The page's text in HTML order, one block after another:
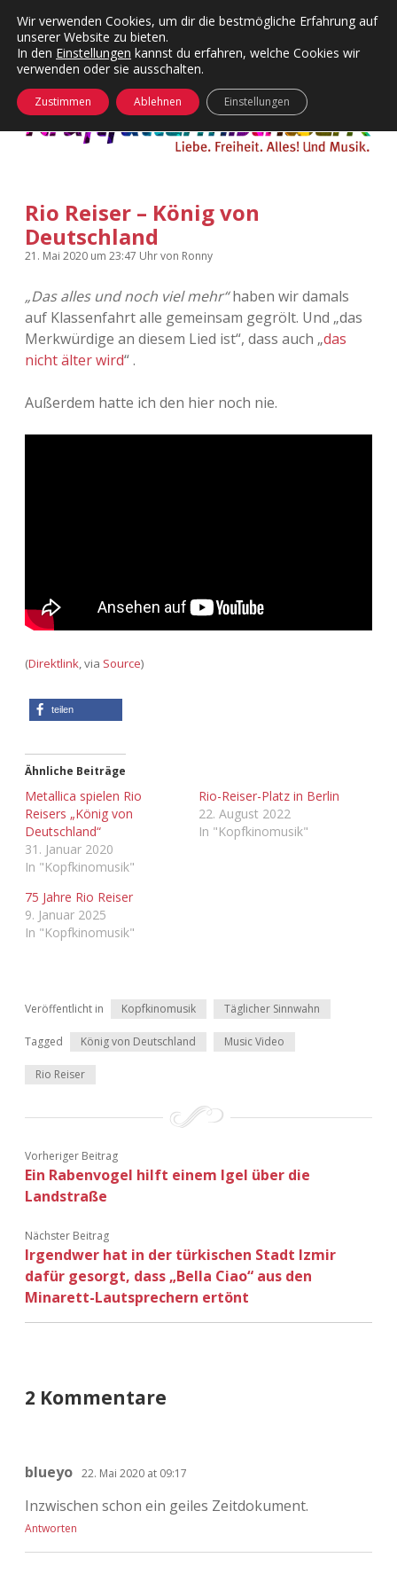
Kategorien
Menü
24 Hours Chilling
Die Wende
KFMW-Disco
kfmw.stuff
Kopfkinomusik
Nur mal so
KFMW-Disco
Dates
Contact
Adventskalender
Adventskalender 2010
Adventskalender 2011
Adventskalender 2017
Adventskalender 2022
Adventskalender 2024
facebook
instagram
rss soundcloud
vimeoBluesky
öffnen
Rio Reiser – König von
Deutschland
21. Mai 2020 um 23:47 Uhrvon Ronny
„Das alles und noch viel mehr“haben wir damals
auf Klassenfahrt alle gemeinsam gegrölt. Und „das
Merkwürdige an diesem Lied ist“, dass auch „das
nicht älter wird“ .
Außerdem hatte ich den hier noch nie.
(Direktlink, via Source)
teilen
Ähnliche Beiträge
Metallica spielen Rio
Reisers „König von
Deutschland“
31. Januar 2020
In "Kopfkinomusik"
Rio-Reiser-Platz in Berlin
22. August 2022
In "Kopfkinomusik"
75 Jahre Rio Reiser
9. Januar 2025
In "Kopfkinomusik"
Veröffentlicht in Kopfkinomusik Täglicher Sinnwahn
Tagged König von Deutschland Music Video
Rio Reiser
Vorheriger Beitrag
Ein Rabenvogel hilft einem Igel über die
Landstraße
Nächster Beitrag
Irgendwer hat in der türkischen Stadt Izmir
dafür gesorgt, dass „Bella Ciao“ aus den
Minarett-Lautsprechern ertönt
2 Kommentare
blueyo 22. Mai 2020 at 09:17
Inzwischen schon ein geiles Zeitdokument.
Antworten
Wir verwenden Cookies, um dir die bestmögliche Erfahrung auf
unserer Website zu bieten.
In den Einstellungen kannst du erfahren, welche Cookies wir
verwenden oder sie ausschalten.
Zustimmen Ablehnen Einstellungen